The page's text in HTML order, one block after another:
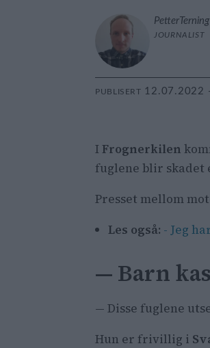
Petter Terning
JOURNALIST
PUBLISERT 12.07.2022
IFrognerkilen
fuglene blir skadet
Presset mellom
Les også: - Jeg
— Barn
— Disse fuglene
Hun er frivillig i